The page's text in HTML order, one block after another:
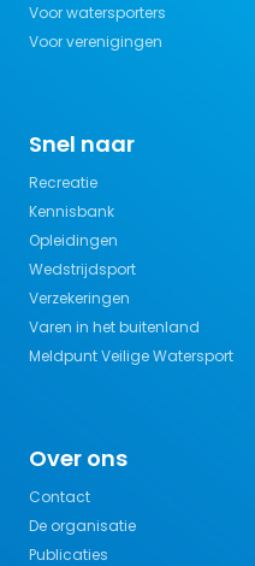
Voor watersporters
Voor verenigingen
Snel naar
Recreatie
Kennisbank
Opleidingen
Wedstrijdsport
Verzekeringen
Varen in het buitenland
Meldpunt Veilige Watersport
Over ons
Contact
De organisatie
Publicaties